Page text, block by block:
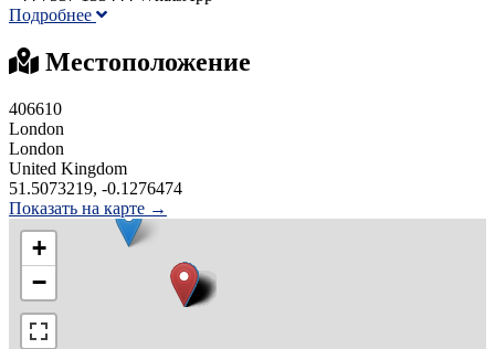
Подробнее
Местоположение
406610
London
London
United Kingdom
51.5073219, -0.1276474
Показать на карте →
+
−